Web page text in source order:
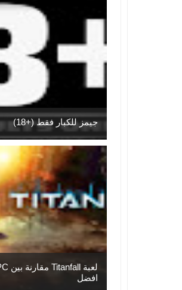
جيمز للكبار فقط (+18)
افضل